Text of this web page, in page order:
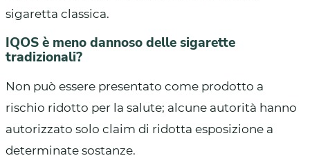
sigaretta classica.
IQOS è meno dannoso delle sigarette
tradizionali?
Non può essere presentato come prodotto a
rischio ridotto per la salute; alcune autorità hanno
autorizzato solo claim di ridotta esposizione a
determinate sostanze.